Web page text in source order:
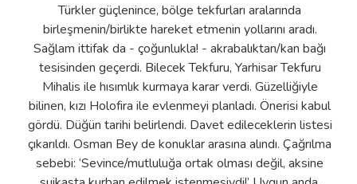
Türkler güçlenince, bölge tekfurları aralarında
birleşmenin/birlikte hareket etmenin yollarını aradı.
Sağlam ittifak da - çoğunlukla! - akrabalıktan/kan bağı
tesisinden geçerdi. Bilecek Tekfuru, Yarhisar Tekfuru
Mihalis ile hısımlık kurmaya karar verdi. Güzelliğiyle
bilinen, kızı Holofira ile evlenmeyi planladı. Önerisi kabul
gördü. Düğün tarihi belirlendi. Davet edileceklerin listesi
çıkarıldı. Osman Bey de konuklar arasına alındı. Çağrılma
sebebi: ‘Sevince/mutluluğa ortak olması değil, aksine